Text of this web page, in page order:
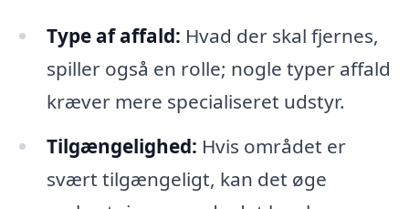
Type af affald: Hvad der skal fjernes,
spiller også en rolle; nogle typer affald
kræver mere specialiseret udstyr.
Tilgængelighed: Hvis området er
svært tilgængeligt, kan det øge